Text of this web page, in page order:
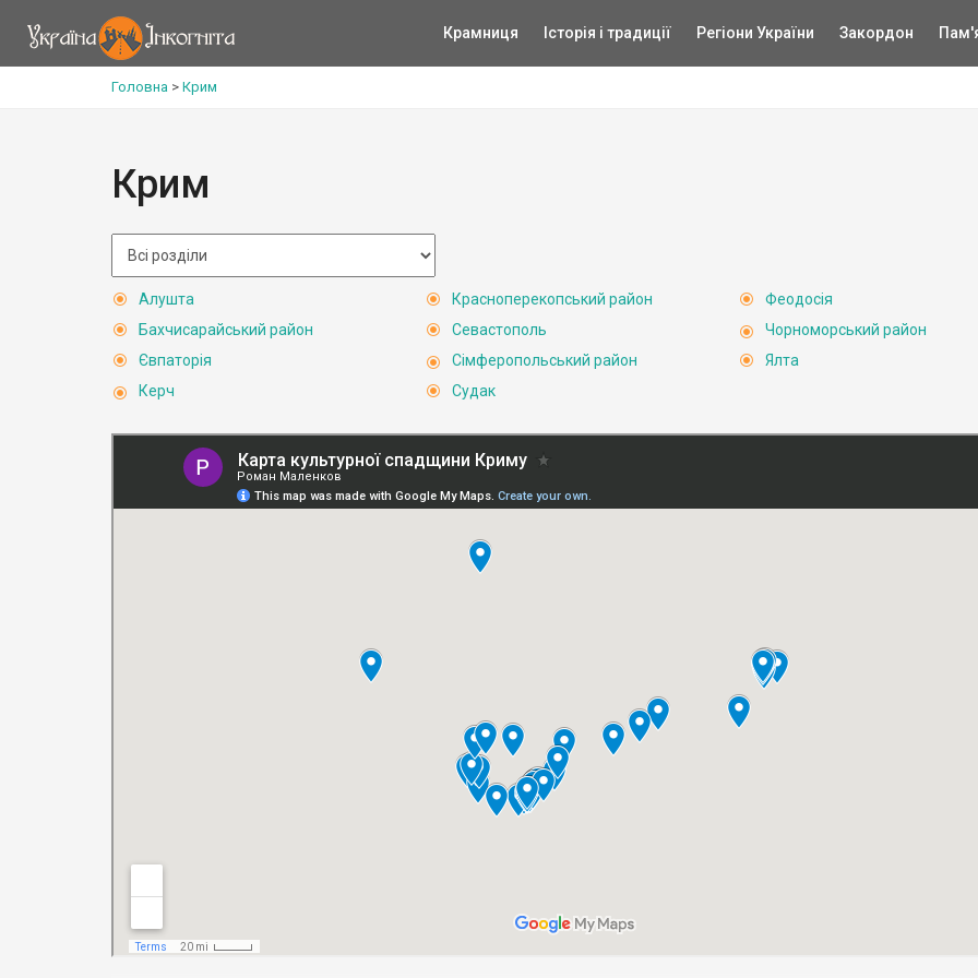
Крамниця Історія і традиції Регіони України Закордон
Головна > Крим
Крим
Алушта
Бахчисарайський район
Євпаторія
Керч
Красноперекопський район
Севастополь
Сімферопольський район
Судак
Феодосія
Чорноморський район
Ялта